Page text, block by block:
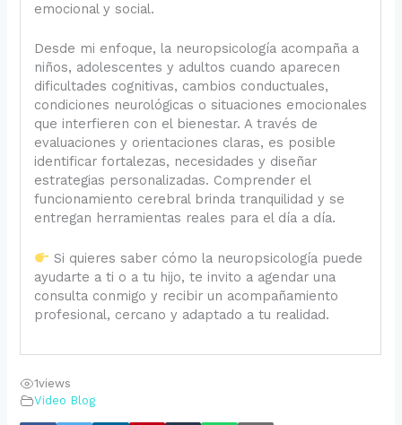
o
emocional y social.
Desde mi enfoque, la neuropsicología acompaña a
niños, adolescentes y adultos cuando aparecen
dificultades cognitivas, cambios conductuales,
condiciones neurológicas o situaciones emocionales
que interfieren con el bienestar. A través de
evaluaciones y orientaciones claras, es posible
identificar fortalezas, necesidades y diseñar
estrategias personalizadas. Comprender el
funcionamiento cerebral brinda tranquilidad y se
entregan herramientas reales para el día a día.
Si quieres saber cómo la neuropsicología puede
ayudarte a ti o a tu hijo, te invito a agendar una
consulta conmigo y recibir un acompañamiento
profesional, cercano y adaptado a tu realidad.
1views
Video Blog